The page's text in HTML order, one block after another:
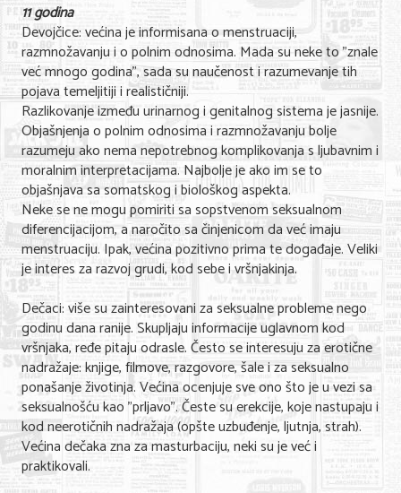
11 godina
Devojčice: većina je informisana o menstruaciji,
razmnožavanju i o polnim odnosima. Mada su neke to "znale
već mnogo godina", sada su naučenost i razumevanje tih
pojava temeljitiji i realističniji.
Razlikovanje između urinarnog i genitalnog sistema je jasnije.
Objašnjenja o polnim odnosima i razmnožavanju bolje
razumeju ako nema nepotrebnog komplikovanja s ljubavnim i
moralnim interpretacijama. Najbolje je ako im se to
objašnjava sa somatskog i biološkog aspekta.
Neke se ne mogu pomiriti sa sopstvenom seksualnom
diferencijacijom, a naročito sa činjenicom da već imaju
menstruaciju. Ipak, većina pozitivno prima te događaje. Veliki
je interes za razvoj grudi, kod sebe i vršnjakinja.
Dečaci: više su zainteresovani za seksualne probleme nego
godinu dana ranije. Skupljaju informacije uglavnom kod
vršnjaka, ređe pitaju odrasle. Često se interesuju za erotične
nadražaje: knjige, filmove, razgovore, šale i za seksualno
ponašanje životinja. Većina ocenjuje sve ono što je u vezi sa
seksualnošću kao "prljavo". Česte su erekcije, koje nastupaju i
kod neerotičnih nadražaja (opšte uzbuđenje, ljutnja, strah).
Većina dečaka zna za masturbaciju, neki su je već i
praktikovali.